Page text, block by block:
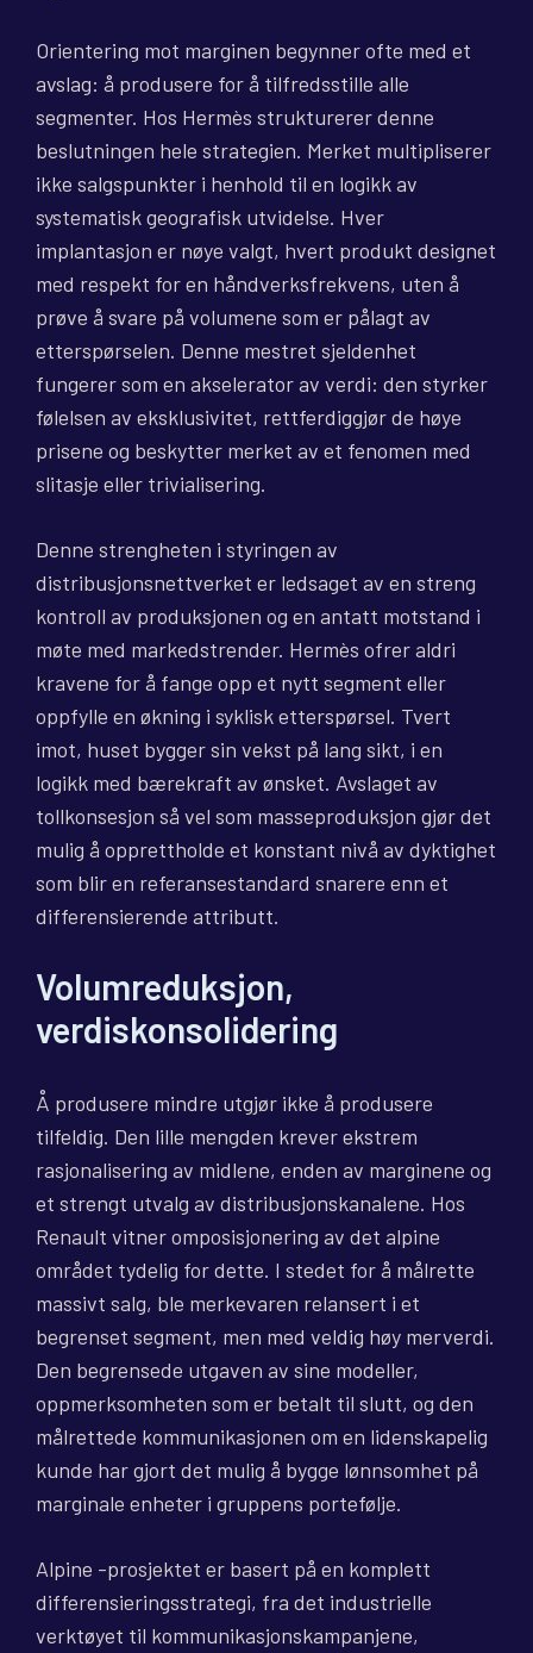
Orientering mot marginen begynner ofte med et
avslag: å produsere for å tilfredsstille alle
segmenter. Hos Hermès strukturerer denne
beslutningen hele strategien. Merket multipliserer
ikke salgspunkter i henhold til en logikk av
systematisk geografisk utvidelse. Hver
implantasjon er nøye valgt, hvert produkt designet
med respekt for en håndverksfrekvens, uten å
prøve å svare på volumene som er pålagt av
etterspørselen. Denne mestret sjeldenhet
fungerer som en akselerator av verdi: den styrker
følelsen av eksklusivitet, rettferdiggjør de høye
prisene og beskytter merket av et fenomen med
slitasje eller trivialisering.
Denne strengheten i styringen av
distribusjonsnettverket er ledsaget av en streng
kontroll av produksjonen og en antatt motstand i
møte med markedstrender. Hermès ofrer aldri
kravene for å fange opp et nytt segment eller
oppfylle en økning i syklisk etterspørsel. Tvert
imot, huset bygger sin vekst på lang sikt, i en
logikk med bærekraft av ønsket. Avslaget av
tollkonsesjon så vel som masseproduksjon gjør det
mulig å opprettholde et konstant nivå av dyktighet
som blir en referansestandard snarere enn et
differensierende attributt.
Volumreduksjon,
verdiskonsolidering
Å produsere mindre utgjør ikke å produsere
tilfeldig. Den lille mengden krever ekstrem
rasjonalisering av midlene, enden av marginene og
et strengt utvalg av distribusjonskanalene. Hos
Renault vitner omposisjonering av det alpine
området tydelig for dette. I stedet for å målrette
massivt salg, ble merkevaren relansert i et
begrenset segment, men med veldig høy merverdi.
Den begrensede utgaven av sine modeller,
oppmerksomheten som er betalt til slutt, og den
målrettede kommunikasjonen om en lidenskapelig
kunde har gjort det mulig å bygge lønnsomhet på
marginale enheter i gruppens portefølje.
Alpine -prosjektet er basert på en komplett
differensieringsstrategi, fra det industrielle
verktøyet til kommunikasjonskampanjene,